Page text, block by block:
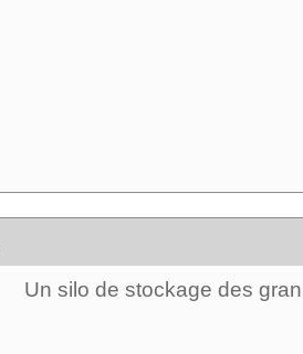
Un silo de stockage des